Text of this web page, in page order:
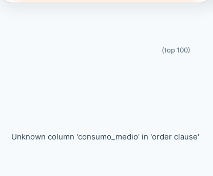
(top 100)
Unknown column 'consumo_medio' in 'order clause'